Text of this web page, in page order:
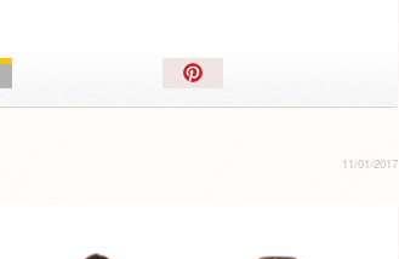
Épingler!
11/01/2017